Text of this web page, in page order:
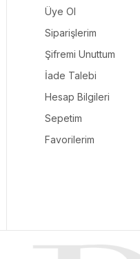
Üye Ol
Siparişlerim
Şifremi Unuttum
İade Talebi
Hesap Bilgileri
Sepetim
Favorilerim